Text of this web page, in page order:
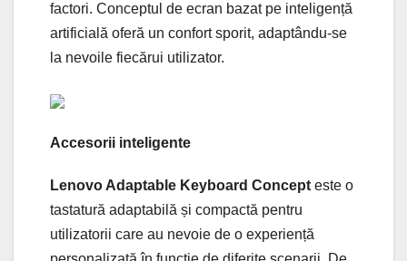
factori. Conceptul de ecran bazat pe inteligență
artificială oferă un confort sporit, adaptându-se
la nevoile fiecărui utilizator.
Accesorii inteligente
Lenovo Adaptable Keyboard Concepteste o
tastatură adaptabilă și compactă pentru
utilizatorii care au nevoie de o experiență